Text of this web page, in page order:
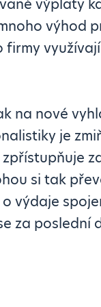
výplaty
výhod
na nové
je
si tak
výdaje
za poslední